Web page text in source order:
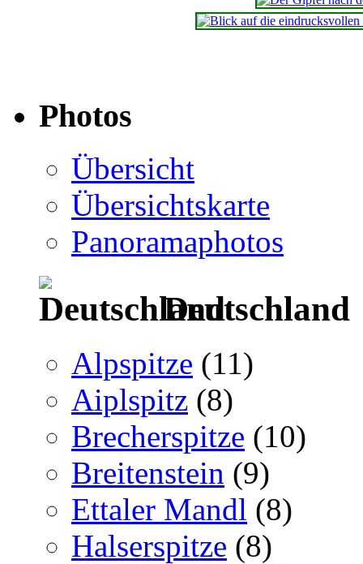
Photos
Übersicht
Übersichtskarte
Panoramaphotos
Deutschland
Alpspitze (11)
Aiplspitz (8)
Brecherspitze (10)
Breitenstein (9)
Ettaler Mandl (8)
Halserspitze (8)